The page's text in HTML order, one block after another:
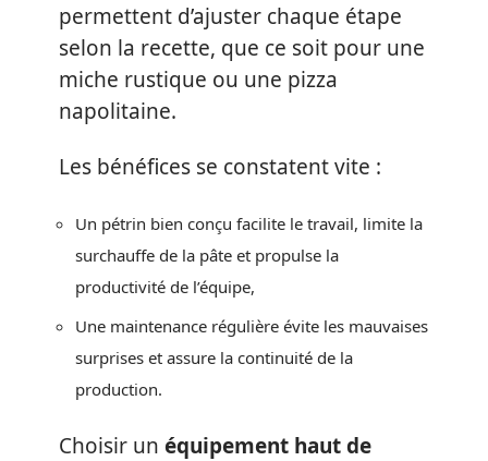
permettent d’ajuster chaque étape
selon la recette, que ce soit pour une
miche rustique ou une pizza
napolitaine.
Les bénéfices se constatent vite :
Un pétrin bien conçu facilite le travail, limite la
surchauffe de la pâte et propulse la
productivité de l’équipe,
Une maintenance régulière évite les mauvaises
surprises et assure la continuité de la
production.
Choisir un équipement haut de